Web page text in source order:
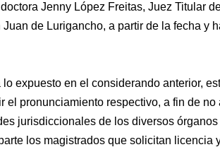
Jenny López Freitas, Juez Titular
de Lurigancho, a partir de la fecha y
lo expuesto en el considerando anterior,
el pronunciamiento respectivo, a fin de
jurisdiccionales de los diversos
los magistrados que solicitan licencia